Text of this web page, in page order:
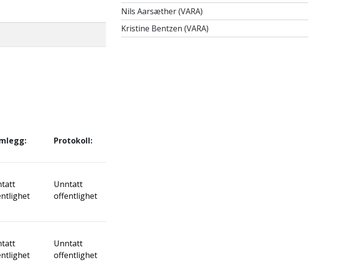
Protokoll:
Unntatt
offentlighet
Unntatt
offentlighet
Nils Aarsæther (VARA)
Kristine Bentzen (VARA)